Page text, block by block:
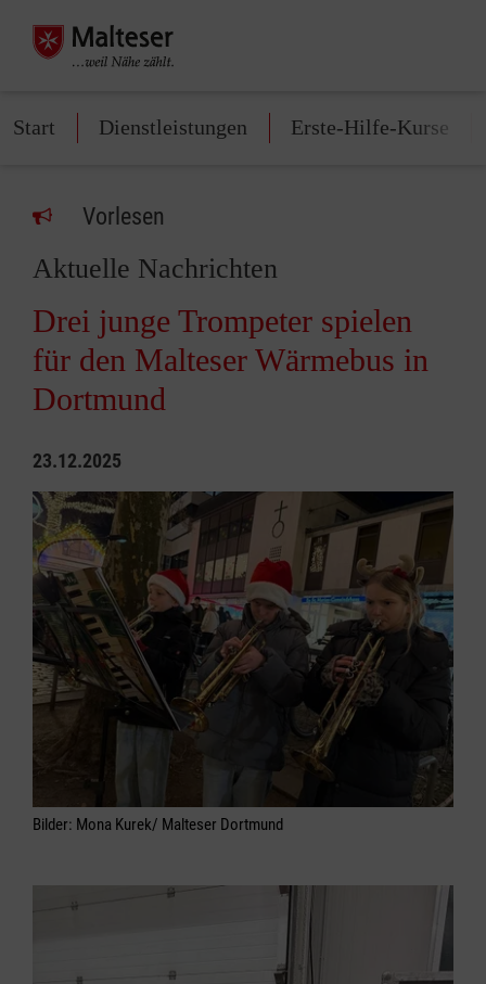
Start Dienstleistungen Erste-Hilfe-Kurse
Vorlesen
Aktuelle Nachrichten
Drei junge Trompeter spielen
für den Malteser Wärmebus in
Dortmund
23.12.2025
Bilder: Mona Kurek/ Malteser Dortmund